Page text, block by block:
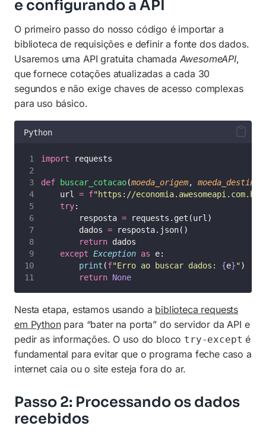
e configurando a API
O primeiro passo do nosso código é importar a
biblioteca de requisições e definir a fonte dos dados.
Usaremos uma API gratuita chamada AwesomeAPI,
que fornece cotações atualizadas a cada 30
segundos e não exige chaves de acesso complexas
para uso básico.
Python
import requests
def buscar_cotacao(moeda_origem, moeda_destino
    url
= f"https://
try:
        resposta
= requests.get(url)
        dados
= resposta.json()
return dados
except Exception as e:
print (f"Erro ao buscar dados: {e}")
return None
Nesta etapa, estamos usando a biblioteca requests
em Pythonpara “bater na porta” do servidor da API e
pedir as informações. O uso do bloco try-except é
fundamental para evitar que o programa feche caso a
internet caia ou o site esteja fora do ar.
Passo 2: Processando os dados
recebidos